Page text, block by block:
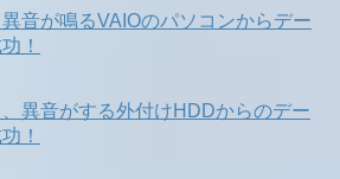
音が鳴るVAIOのパソコンからデー
！
異音がする外付けHDDからのデー
！